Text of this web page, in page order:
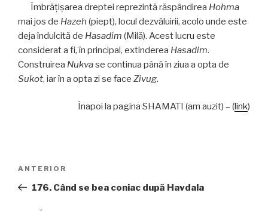
Îmbrăţişarea dreptei reprezintă răspândirea Hohma
mai jos de Hazeh (piept), locul dezvăluirii, acolo unde este
deja îndulcită de Hasadim (Milă). Acest lucru este
considerat a fi, în principal, extinderea Hasadim.
Construirea Nukvase continua până în ziua a opta de
Sukot, iar în a opta zi se face Zivug.
Înapoi la pagina SHAMATI (am auzit) – (link)
articole
Articolul
anterior
ANTERIOR
176. Când se bea coniac după Havdala